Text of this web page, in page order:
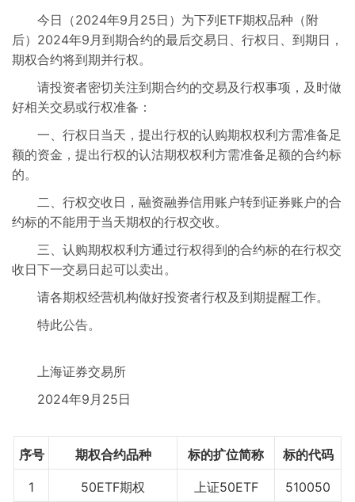
交易信息
行权交收信息
市场参与人
今日（2024年9月25日）为下列ETF期权品种（附
后）2024年9月到期合约的最后交易日、行权日、到期日，
期权合约将到期并行权。
请投资者密切关注到期合约的交易及行权事项，及时做
好相关交易或行权准备：
一、行权日当天，提出行权的认购期权权利方需准备足
额的资金，提出行权的认沽期权权利方需准备足额的合约标
的。
二、行权交收日，融资融券信用账户转到证券账户的合
约标的不能用于当天期权的行权交收。
三、认购期权权利方通过行权得到的合约标的在行权交
收日下一交易日起可以卖出。
请各期权经营机构做好投资者行权及到期提醒工作。
特此公告。
上海证券交易所
2024年9月25日
序号 期权合约品种 标的扩位简称 标的代码
1 50ETF期权 上证50ETF 510050